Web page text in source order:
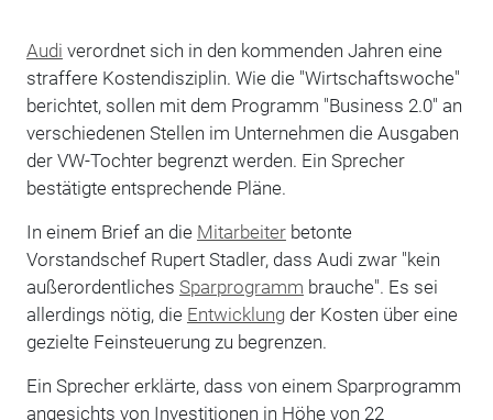
Audi verordnet sich in den kommenden Jahren eine
straffere Kostendisziplin. Wie die "Wirtschaftswoche"
berichtet, sollen mit dem Programm "Business 2.0" an
verschiedenen Stellen im Unternehmen die Ausgaben
der VW-Tochter begrenzt werden. Ein Sprecher
bestätigte entsprechende Pläne.
In einem Brief an die Mitarbeiterbetonte
Vorstandschef Rupert Stadler, dass Audi zwar "kein
außerordentliches Sparprogramm brauche". Es sei
allerdings nötig, die Entwicklungder Kosten über eine
gezielte Feinsteuerung zu begrenzen.
Ein Sprecher erklärte, dass von einem Sparprogramm
angesichts von Investitionen in Höhe von 22